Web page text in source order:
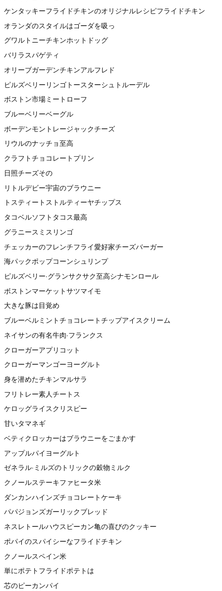
ケンタッキーフライドチキンのオリジナルレシピフライドチキン
オランダのスタイルはゴーダを吸っ
グワルトニーチキンホットドッグ
バリラスパゲティ
オリーブガーデンチキンアルフレド
ピルズベリーリンゴトースターシュトルーデル
ボストン市場ミートローフ
ブルーベリーベーグル
ボーデンモントレージャックチーズ
リウルのナッチョ至高
クラフトチョコレートプリン
日照チーズその
リトルデビー宇宙のブラウニー
トスティートストルティーヤチップス
タコベルソフトタコス最高
グラニースミスリンゴ
チェッカーのフレンチフライ愛好家チーズバーガー
海パックポップコーンシュリンプ
ピルズベリー·グランサクサク至高シナモンロール
ボストンマーケットサツマイモ
大きな豚は目覚め
ブルーベルミントチョコレートチップアイスクリーム
ネイサンの有名牛肉·フランクス
クローガーアプリコット
クローガーマンゴーヨーグルト
身を潜めたチキンマルサラ
フリトレー素人チートス
ケロッグライスクリスピー
甘いタマネギ
ベティクロッカーはブラウニーをごまかす
アップルパイヨーグルト
ゼネラル·ミルズのトリックの穀物ミルク
クノールステーキファヒータ米
ダンカンハインズチョコレートケーキ
パパジョンズガーリックブレッド
ネスレトールハウスピーカン亀の喜びのクッキー
ポパイのスパイシーなフライドチキン
クノールスペイン米
単にポテトフライドポテトは
芯のピーカンパイ